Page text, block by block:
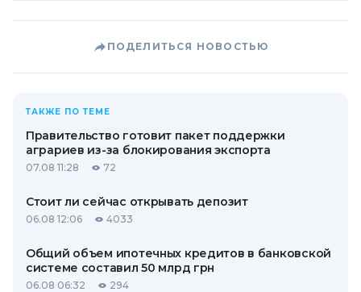
ПОДЕЛИТЬСЯ НОВОСТЬЮ
ТАКЖЕ ПО ТЕМЕ
Правительство готовит пакет поддержки
аграриев из-за блокирования экспорта
07.08 11:28 72
Стоит ли сейчас открывать депозит
06.08 12:06 4033
Общий объем ипотечных кредитов в банковской
системе составил 50 млрд грн
06.08 06:32 294